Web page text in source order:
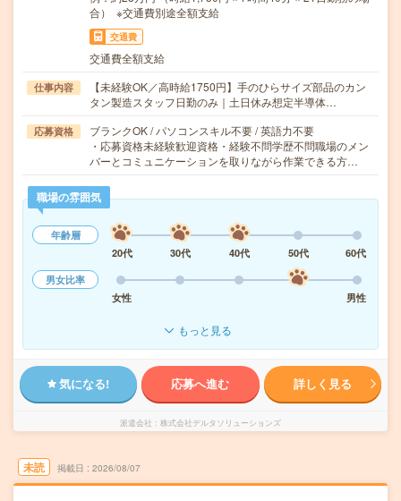
合） ※交通費別途全額支給
交通費
交通費全額支給
仕事内容
【未経験OK／高時給1750円】手のひらサイズ部品のカン
タン製造スタッフ日勤のみ｜土日休み想定半導体…
応募資格
ブランクOK / パソコンスキル不要 / 英語力不要
・応募資格未経験歓迎資格・経験不問学歴不問職場のメン
バーとコミュニケーションを取りながら作業できる方…
職場の雰囲気
年齢層
20代
30代 40代 50代
60代
男女比率
女性
男性
もっと見る
気になる! 応募へ進む 詳しく見る
派遣会社 株式会社デルタソリューションズ
未読 掲載日 2026/08/07